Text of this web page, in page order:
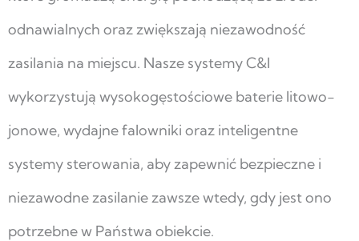
odnawialnych oraz zwiększają niezawodność
zasilania na miejscu. Nasze systemy C&I
wykorzystują wysokogęstościowe baterie litowo-
jonowe, wydajne falowniki oraz inteligentne
systemy sterowania, aby zapewnić bezpieczne i
niezawodne zasilanie zawsze wtedy, gdy jest ono
potrzebne w Państwa obiekcie.